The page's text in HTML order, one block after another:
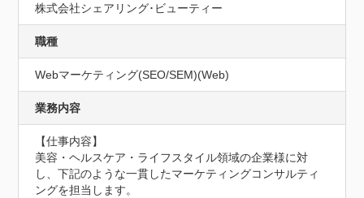
株式会社シェアリング･ビューティー
職種
Webマーケティング(SEO/SEM)(Web)
業務内容
【仕事内容】
美容・ヘルスケア・ライフスタイル領域の企業様に対
し、下記のような一貫したマーケティングコンサルティ
ングを担当します。